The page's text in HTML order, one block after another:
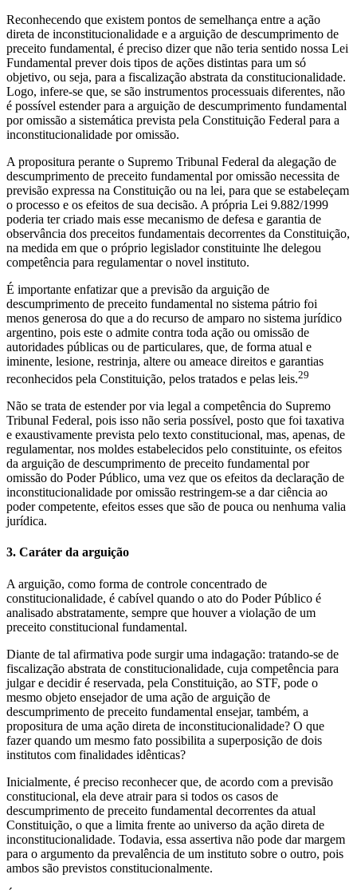
Reconhecendo que existem pontos de semelhança entre a ação
direta de inconstitucionalidade e a arguição de descumprimento de
preceito fundamental, é preciso dizer que não teria sentido nossa Lei
Fundamental prever dois tipos de ações distintas para um só
objetivo, ou seja, para a fiscalização abstrata da constitucionalidade.
Logo, infere-se que, se são instrumentos processuais diferentes, não
é possível estender para a arguição de descumprimento fundamental
por omissão a sistemática prevista pela Constituição Federal para a
inconstitucionalidade por omissão.
A propositura perante o Supremo Tribunal Federal da alegação de
descumprimento de preceito fundamental por omissão necessita de
previsão expressa na Constituição ou na lei, para que se estabeleçam
o processo e os efeitos de sua decisão. A própria Lei 9.882/1999
poderia ter criado mais esse mecanismo de defesa e garantia de
observância dos preceitos fundamentais decorrentes da Constituição,
na medida em que o próprio legislador constituinte lhe delegou
competência para regulamentar o novel instituto.
É importante enfatizar que a previsão da arguição de
descumprimento de preceito fundamental no sistema pátrio foi
menos generosa do que a do recurso de amparo no sistema jurídico
argentino, pois este o admite contra toda ação ou omissão de
autoridades públicas ou de particulares, que, de forma atual e
iminente, lesione, restrinja, altere ou ameace direitos e garantias
reconhecidos pela Constituição, pelos tratados e pelas leis.29
Não se trata de estender por via legal a competência do Supremo
Tribunal Federal, pois isso não seria possível, posto que foi taxativa
e exaustivamente prevista pelo texto constitucional, mas, apenas, de
regulamentar, nos moldes estabelecidos pelo constituinte, os efeitos
da arguição de descumprimento de preceito fundamental por
omissão do Poder Público, uma vez que os efeitos da declaração de
inconstitucionalidade por omissão restringem-se a dar ciência ao
poder competente, efeitos esses que são de pouca ou nenhuma valia
jurídica.
3. Caráter da arguição
A arguição, como forma de controle concentrado de
constitucionalidade, é cabível quando o ato do Poder Público é
analisado abstratamente, sempre que houver a violação de um
preceito constitucional fundamental.
Diante de tal afirmativa pode surgir uma indagação: tratando-se de
fiscalização abstrata de constitucionalidade, cuja competência para
julgar e decidir é reservada, pela Constituição, ao STF, pode o
mesmo objeto ensejador de uma ação de arguição de
descumprimento de preceito fundamental ensejar, também, a
propositura de uma ação direta de inconstitucionalidade? O que
fazer quando um mesmo fato possibilita a superposição de dois
institutos com finalidades idênticas?
Inicialmente, é preciso reconhecer que, de acordo com a previsão
constitucional, ela deve atrair para si todos os casos de
descumprimento de preceito fundamental decorrentes da atual
Constituição, o que a limita frente ao universo da ação direta de
inconstitucionalidade. Todavia, essa assertiva não pode dar margem
para o argumento da prevalência de um instituto sobre o outro, pois
ambos são previstos constitucionalmente.